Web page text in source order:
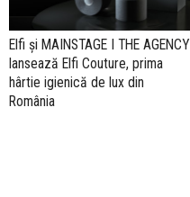
Elfi și MAINSTAGE I THE AGENCY
lansează Elfi Couture, prima
hârtie igienică de lux din
România